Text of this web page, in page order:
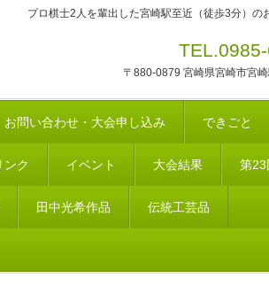
プロ棋士2人を輩出した宮崎駅至近（徒歩3分）の
〒880-0879 宮崎県宮崎市宮
お問い合わせ・大会申し込み できごと
ンク イベント 大会結果 第23
田中光希作品 伝統工芸品